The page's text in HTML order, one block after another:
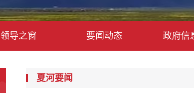
领导之窗 要闻动态 政府信
夏河要闻